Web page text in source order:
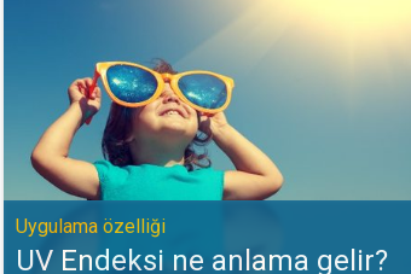
Uygulama özelliği
UV Endeksi ne anlama gelir?